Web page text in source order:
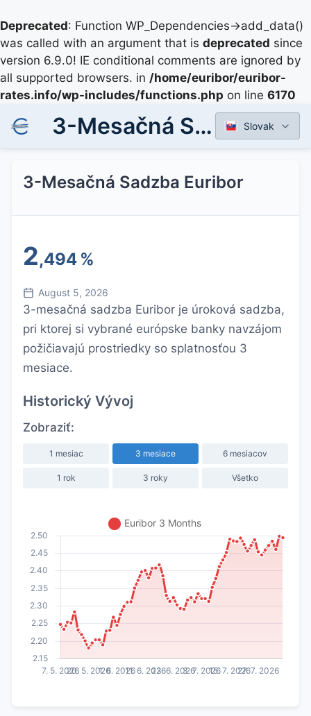
Deprecated: Function WP_Dependencies->add_data()
was called with an argument that is deprecated since
version 6.9.0! IE conditional comments are ignored by
all supported browsers. in /home/euribor/euribor-
rates.info/wp-includes/functions.php on line 6170
3-Mesačná Sadzba Euribor Slovak
3-Mesačná Sadzba Euribor
2,494 %
August 5, 2026
3-mesačná sadzba Euribor je úroková sadzba,
pri ktorej si vybrané európske banky navzájom
požičiavajú prostriedky so splatnosťou 3
mesiace.
Historický Vývoj
Zobraziť:
1 mesiac 3 mesiace 6 mesiacov
1 rok 3 roky Všetko